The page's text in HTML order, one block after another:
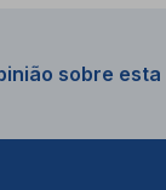
sobre esta